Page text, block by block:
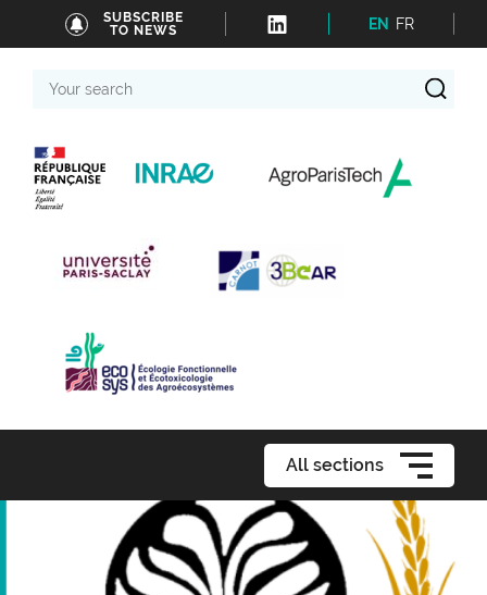
SUBSCRIBE
TO NEWS
EN FR
search
All sections